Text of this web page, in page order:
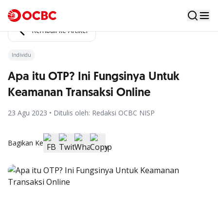
Kembali ke Artikel
Individu
Apa itu OTP? Ini Fungsinya Untuk
Keamanan Transaksi Online
23 Agu 2023 • Ditulis oleh: Redaksi OCBC NISP
Bagikan Ke